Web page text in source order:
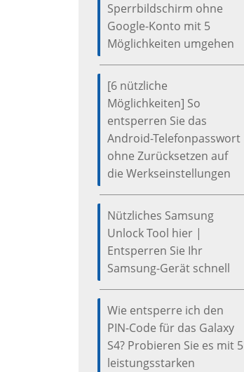
Sperrbildschirm ohne
Google-Konto mit 5
Möglichkeiten umgehen
[6 nützliche
Möglichkeiten] So
entsperren Sie das
Android-Telefonpasswort
ohne Zurücksetzen auf
die Werkseinstellungen
Nützliches Samsung
Unlock Tool hier |
Entsperren Sie Ihr
Samsung-Gerät schnell
Wie entsperre ich den
PIN-Code für das Galaxy
S4? Probieren Sie es mit 5
leistungsstarken